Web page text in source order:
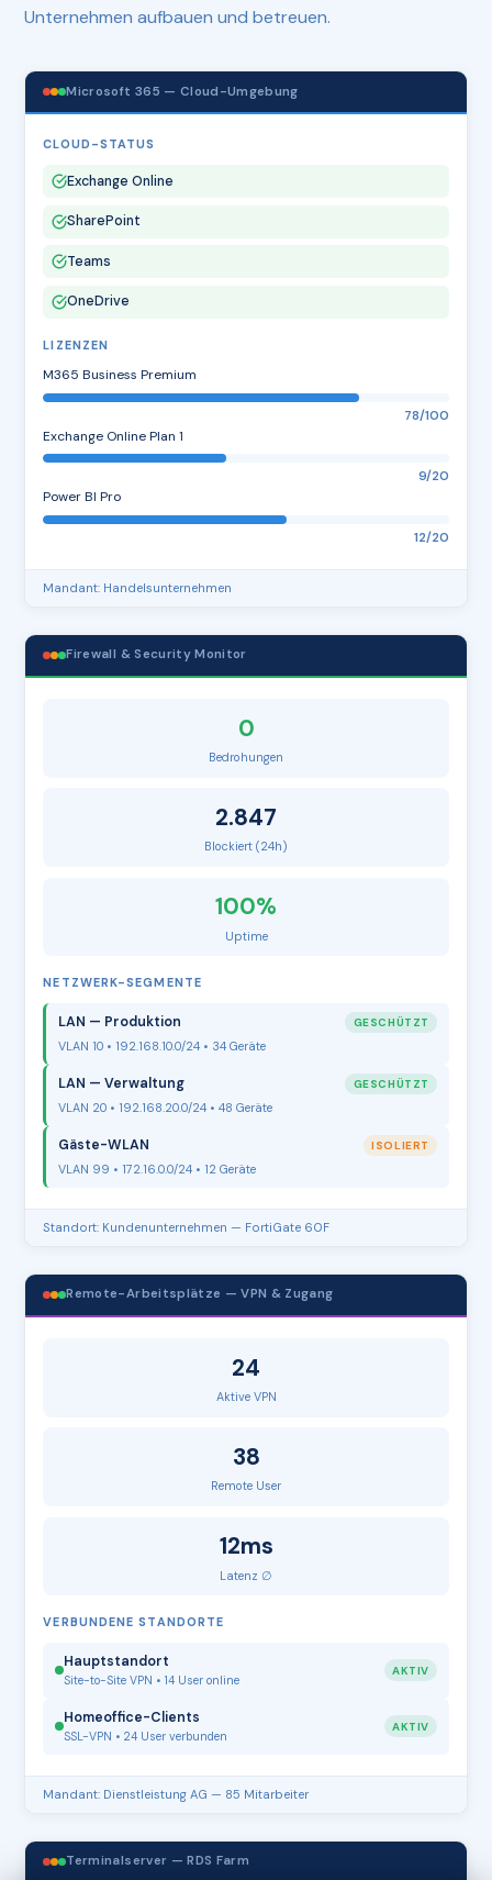
Unternehmen aufbauen und betreuen.
Microsoft 365 — Cloud-Umgebung
CLOUD-STATUS
Exchange Online
SharePoint
Teams
OneDrive
LIZENZEN
M365 Business Premium
78/100
Exchange Online Plan 1
9/20
Power BI Pro
12/20
Mandant: Handelsunternehmen
Firewall & Security Monitor
0
Bedrohungen
2.847
Blockiert (24h)
100%
Uptime
NETZWERK-SEGMENTE
LAN — Produktion GESCHÜTZT
VLAN 10 • 192.168.10.0/24 • 34 Geräte
LAN — Verwaltung GESCHÜTZT
VLAN 20 • 192.168.20.0/24 • 48 Geräte
Gäste-WLAN ISOLIERT
VLAN 99 • 172.16.0.0/24 • 12 Geräte
Standort: Kundenunternehmen — FortiGate 60F
Remote-Arbeitsplätze — VPN & Zugang
24
Aktive VPN
38
Remote User
12ms
Latenz ∅
VERBUNDENE STANDORTE
Hauptstandort
Site-to-Site VPN • 14 User online
AKTIV
Homeoffice-Clients
SSL-VPN • 24 User verbunden
AKTIV
Mandant: Dienstleistung AG — 85 Mitarbeiter
Terminalserver — RDS Farm